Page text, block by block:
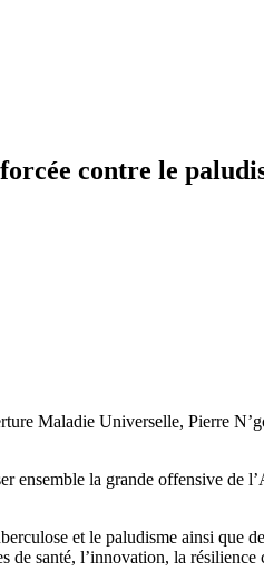
contre le
Maladie Universelle, Pierre
ensemble la grande offensive de
et le paludisme ainsi que
de santé, l’innovation, la